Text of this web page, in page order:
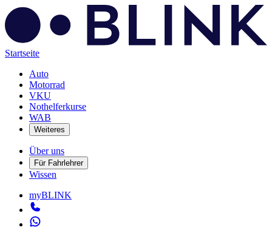
Startseite
Auto
Motorrad
VKU
Nothelferkurse
WAB
Weiteres
Über uns
Für Fahrlehrer
Wissen
myBLINK